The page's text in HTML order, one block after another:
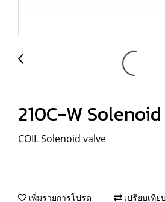
210C-W
COIL Solenoid valve
เพิ่มรายการโปรด เปรียบเทียบ